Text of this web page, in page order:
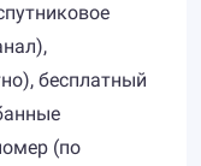
бесплатный
(по